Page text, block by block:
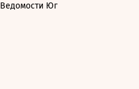
Ведомости Юг